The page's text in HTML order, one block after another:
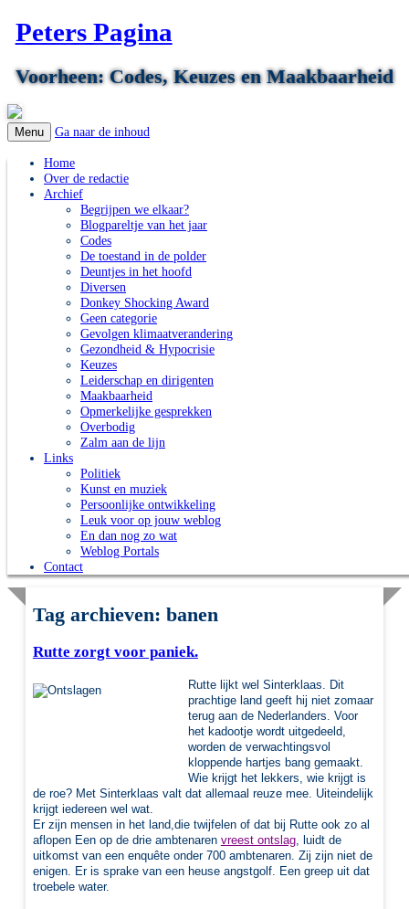
Peters Pagina
Voorheen: Codes, Keuzes en Maakbaarheid
Menu Ga naar de inhoud
Home
Over de redactie
Archief
Begrijpen we elkaar?
Blogpareltje van het jaar
Codes
De toestand in de polder
Deuntjes in het hoofd
Diversen
Donkey Shocking Award
Geen categorie
Gevolgen klimaatverandering
Gezondheid & Hypocrisie
Keuzes
Leiderschap en dirigenten
Maakbaarheid
Opmerkelijke gesprekken
Overbodig
Zalm aan de lijn
Links
Politiek
Kunst en muziek
Persoonlijke ontwikkeling
Leuk voor op jouw weblog
En dan nog zo wat
Weblog Portals
Contact
Tag archieven: banen
Rutte zorgt voor paniek.
Rutte lijkt wel Sinterklaas. Dit
prachtige land geeft hij niet zomaar
terug aan de Nederlanders. Voor
het kadootje wordt uitgedeeld,
worden de verwachtingsvol
kloppende hartjes bang gemaakt.
Wie krijgt het lekkers, wie krijgt is
de roe? Met Sinterklaas valt dat allemaal reuze mee. Uiteindelijk
krijgt iedereen wel wat.
Er zijn mensen in het land,die twijfelen of dat bij Rutte ook zo al
aflopen Een op de drie ambtenaren vreest ontslag, luidt de
uitkomst van een enquête onder 700 ambtenaren. Zij zijn niet de
enigen. Er is sprake van een heuse angstgolf. Een greep uit dat
troebele water.